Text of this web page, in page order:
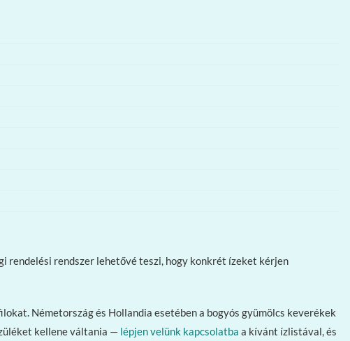
rendelési rendszer lehetővé teszi, hogy konkrét ízeket kérjen
Németország és Hollandia esetében a bogyós gyümölcs keverékek
kellene váltania — lépjen velünk kapcsolatba a kívánt ízlistával, és